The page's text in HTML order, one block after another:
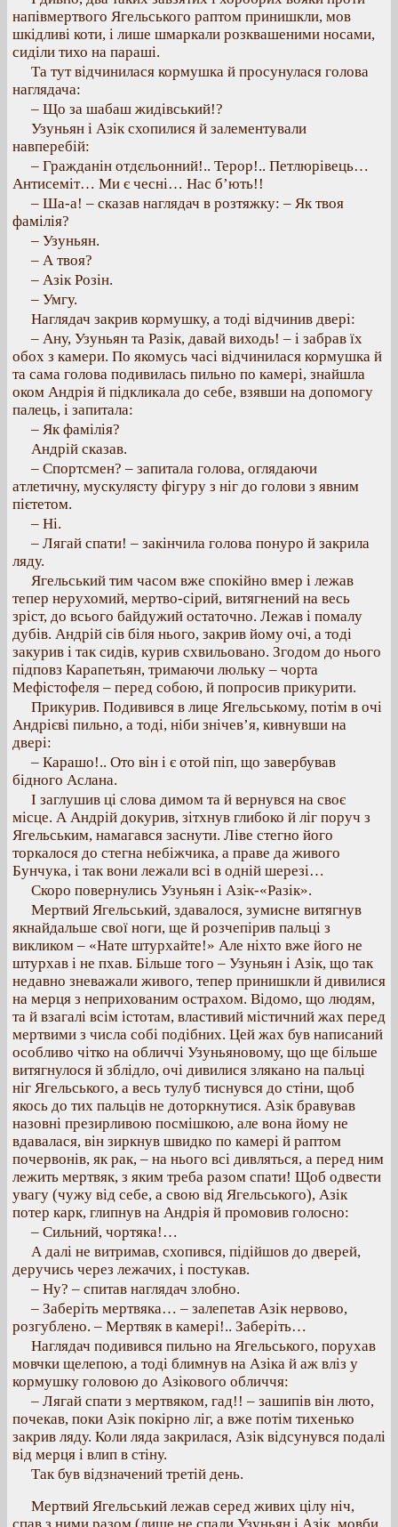
напівмертвого Ягельського раптом принишкли, мов
шкідливі коти, і лише шмаркали розквашеними носами,
сиділи тихо на параші.
Та тут відчинилася кормушка й просунулася голова
наглядача:
– Що за шабаш жидівський!?
Узуньян і Азік схопилися й залементували
навперебій:
– Гражданін отдєльонний!.. Терор!.. Петлюрівець…
Антисеміт… Ми є чесні… Нас б’ють!!
– Ша-а! – сказав наглядач в розтяжку: – Як твоя
фамілія?
– Узуньян.
– А твоя?
– Азік Розін.
– Умгу.
Наглядач закрив кормушку, а тоді відчинив двері:
– Ану, Узуньян та Разік, давай виходь! – і забрав їх
обох з камери. По якомусь часі відчинилася кормушка й
та сама голова подивилась пильно по камері, знайшла
оком Андрія й підкликала до себе, взявши на допомогу
палець, і запитала:
– Як фамілія?
Андрій сказав.
– Спортсмен? – запитала голова, оглядаючи
атлетичну, мускулясту фігуру з ніг до голови з явним
пієтетом.
– Ні.
– Лягай спати! – закінчила голова понуро й закрила
ляду.
Ягельський тим часом вже спокійно вмер і лежав
тепер нерухомий, мертво-сірий, витягнений на весь
зріст, до всього байдужий остаточно. Лежав і помалу
дубів. Андрій сів біля нього, закрив йому очі, а тоді
закурив і так сидів, курив схвильовано. Згодом до нього
підповз Карапетьян, тримаючи люльку – чорта
Мефістофеля – перед собою, й попросив прикурити.
Прикурив. Подивився в лице Ягельському, потім в очі
Андрієві пильно, а тоді, ніби знічев’я, кивнувши на
двері:
– Карашо!.. Ото він і є отой піп, що завербував
бідного Аслана.
І заглушив ці слова димом та й вернувся на своє
місце. А Андрій докурив, зітхнув глибоко й ліг поруч з
Ягельським, намагався заснути. Ліве стегно його
торкалося до стегна небіжчика, а праве да живого
Бунчука, і так вони лежали всі в одній шерезі…
Скоро повернулись Узуньян і Азік-«Разік».
Мертвий Ягельський, здавалося, зумисне витягнув
якнайдальше свої ноги, ще й розчепірив пальці з
викликом – «Нате штурхайте!» Але ніхто вже його не
штурхав і не пхав. Більше того – Узуньян і Азік, що так
недавно зневажали живого, тепер принишкли й дивилися
на мерця з неприхованим острахом. Відомо, що людям,
та й взагалі всім істотам, властивий містичний жах перед
мертвими з числа собі подібних. Цей жах був написаний
особливо чітко на обличчі Узуньяновому, що ще більше
витягнулося й зблідло, очі дивилися злякано на пальці
ніг Ягельського, а весь тулуб тиснувся до стіни, щоб
якось до тих пальців не доторкнутися. Азік бравував
назовні презирливою посмішкою, але вона йому не
вдавалася, він зиркнув швидко по камері й раптом
почервонів, як рак, – на нього всі дивляться, а перед ним
лежить мертвяк, з яким треба разом спати! Щоб одвести
увагу (чужу від себе, а свою від Ягельського), Азік
потер карк, глипнув на Андрія й промовив голосно:
– Сильний, чортяка!…
А далі не витримав, схопився, підійшов до дверей,
деручись через лежачих, і постукав.
– Ну? – спитав наглядач злобно.
– Заберіть мертвяка… – залепетав Азік нервово,
розгублено. – Мертвяк в камері!.. Заберіть…
Наглядач подивився пильно на Ягельського, порухав
мовчки щелепою, а тоді блимнув на Азіка й аж вліз у
кормушку головою до Азікового обличчя:
– Лягай спати з мертвяком, гад!! – зашипів він люто,
почекав, поки Азік покірно ліг, а вже потім тихенько
закрив ляду. Коли ляда закрилася, Азік відсунувся подалі
від мерця і влип в стіну.
Так був відзначений третій день.
Мертвий Ягельський лежав серед живих цілу ніч,